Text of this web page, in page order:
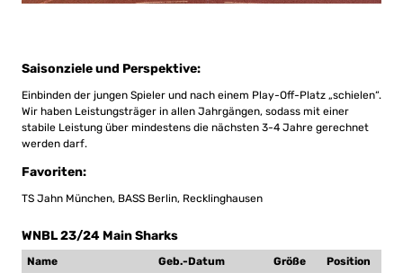
Saisonziele und Perspektive:
Einbinden der jungen Spieler und nach einem Play-Off-Platz „schielen“.
Wir haben Leistungsträger in allen Jahrgängen, sodass mit einer
stabile Leistung über mindestens die nächsten 3-4 Jahre gerechnet
werden darf.
Favoriten:
TS Jahn München, BASS Berlin, Recklinghausen
WNBL 23/24 Main Sharks
Name Geb.-Datum Größe
Position